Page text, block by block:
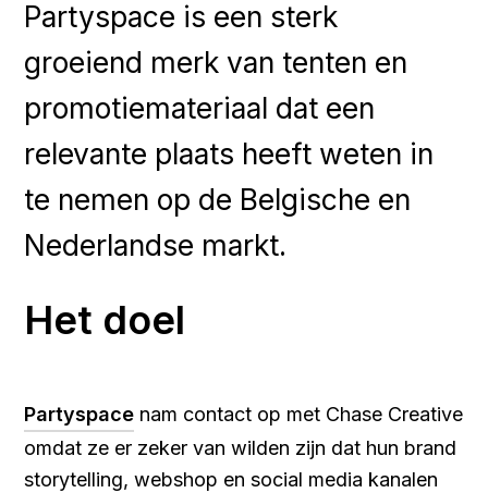
Partyspace is een sterk
groeiend merk van tenten en
promotiemateriaal dat een
relevante plaats heeft weten in
te nemen op de Belgische en
Nederlandse markt.
Het doel
Partyspace nam contact op met Chase Creative
omdat ze er zeker van wilden zijn dat hun brand
storytelling, webshop en social media kanalen